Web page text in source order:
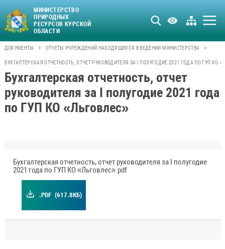
МИНИСТЕРСТВО
ПРИРОДНЫХ
РЕСУРСОВ КУРСКОЙ
ОБЛАСТИ
ДОКУМЕНТЫ > ОТЧЕТЫ УЧРЕЖДЕНИЙ НАХОДЯЩИХСЯ В ВЕДЕНИИ МИНИСТЕРСТВА >
БУХГАЛТЕРСКАЯ ОТЧЕТНОСТЬ, ОТЧЕТ РУКОВОДИТЕЛЯ ЗА I ПОЛУГОДИЕ 2021 ГОДА ПО ГУП КО
Бухгалтерская отчетность, отчет
руководителя за I полугодие 2021 года
по ГУП КО «Льговлес»
Бухгалтерская отчетность, отчет руководителя за I полугодие
2021 года по ГУП КО «Льговлес».pdf
.PDF (617.8КБ)